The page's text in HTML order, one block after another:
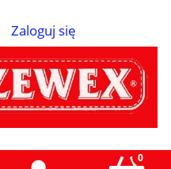
Zaloguj się